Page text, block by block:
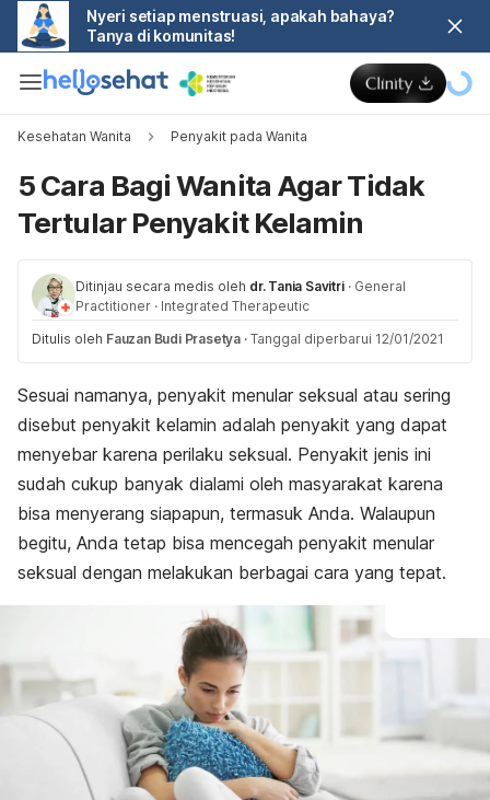
Nyeri setiap menstruasi, apakah bahaya?
Tanya di komunitas!
Kesehatan Wanita Penyakit pada Wanita
5 Cara Bagi Wanita Agar Tidak
Tertular Penyakit Kelamin
Ditinjau secara medis oleh dr. Tania Savitri · General
Practitioner · Integrated Therapeutic
Ditulis oleh Fauzan Budi Prasetya · Tanggal diperbarui 12/01/2021
Sesuai namanya, penyakit menular seksual atau sering
disebut penyakit kelamin adalah penyakit yang dapat
menyebar karena perilaku seksual. Penyakit jenis ini
sudah cukup banyak dialami oleh masyarakat karena
bisa menyerang siapapun, termasuk Anda. Walaupun
begitu, Anda tetap bisa mencegah penyakit menular
seksual dengan melakukan berbagai cara yang tepat.